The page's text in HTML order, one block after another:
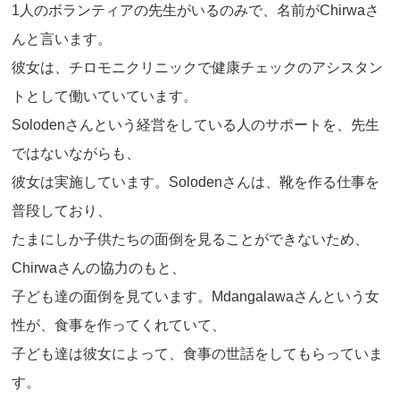
1人のボランティアの先生がいるのみで、名前がChirwaさ
んと言います。
彼女は、チロモニクリニックで健康チェックのアシスタン
トとして働いていています。
Solodenさんという経営をしている人のサポートを、先生
ではないながらも、
彼女は実施しています。Solodenさんは、靴を作る仕事を
普段しており、
たまにしか子供たちの面倒を見ることができないため、
Chirwaさんの協力のもと、
子ども達の面倒を見ています。Mdangalawaさんという女
性が、食事を作ってくれていて、
子ども達は彼女によって、食事の世話をしてもらっていま
す。